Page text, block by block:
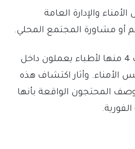
والإدارة العامة
أو مشاورة المجتمع المحلي.
وأفادت التقارير بأن التوزيع شمل 7 دكاكين، خُصصت 4 منها لأطباء يعملون داخل
في مجلس الأمناء. وأثار اكتشاف هذه
المحتجون الواقعة بأنها